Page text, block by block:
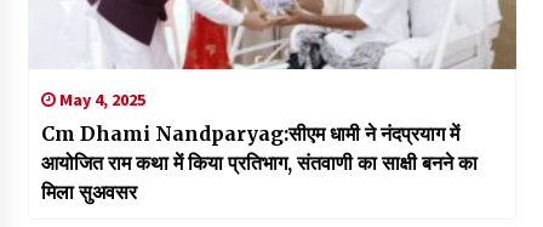
May 4, 2025
Cm Dhami Nandparyag:सीएम धामी ने नंदप्रयाग में
आयोजित राम कथा में किया प्रतिभाग, संतवाणी का साक्षी बनने का
मिला सुअवसर